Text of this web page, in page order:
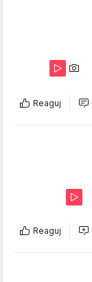
Reaguj
Reaguj